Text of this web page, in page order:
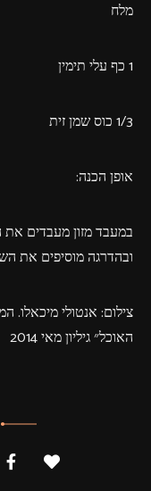
מלח
1 כף עלי תימין
1/3 כוס שמן זית
אופן הכנה:
במעבד מזון מעבדים את
ובהדרגה מוסיפים את
צילום: אנטולי מיכאלו.
האוכל״ גיליון מאי 2014